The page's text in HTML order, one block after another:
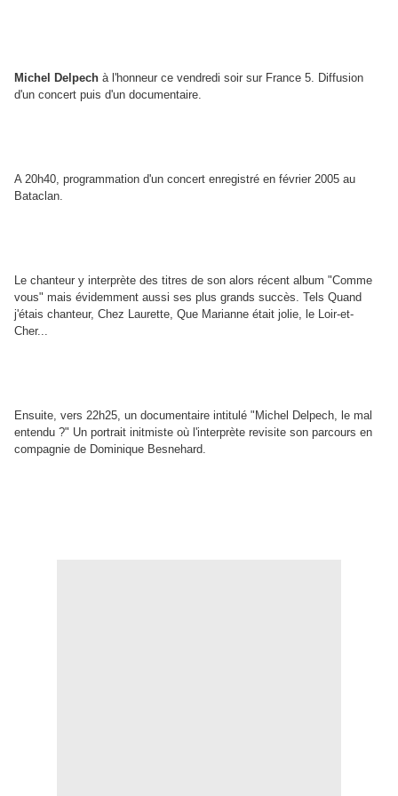
Michel Delpech à l'honneur ce vendredi soir sur France 5. Diffusion
d'un concert puis d'un documentaire.
A 20h40, programmation d'un concert enregistré en février 2005 au
Bataclan.
Le chanteur y interprète des titres de son alors récent album "Comme
vous" mais évidemment aussi ses plus grands succès. Tels Quand
j'étais chanteur, Chez Laurette, Que Marianne était jolie, le Loir-et-
Cher...
Ensuite, vers 22h25, un documentaire intitulé "Michel Delpech, le mal
entendu ?" Un portrait initmiste où l'interprète revisite son parcours en
compagnie de Dominique Besnehard.